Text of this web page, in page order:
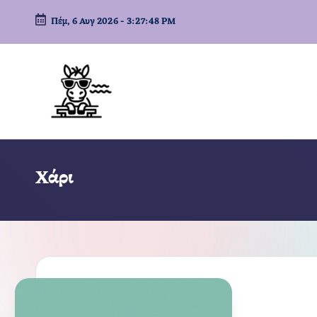
περιεχόμενο
Πέμ, 6 Αυγ 2026 - 3:27:49 PM
Χάρι